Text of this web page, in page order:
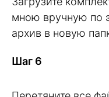
мною вручную по
архив в новую
Шаг 6